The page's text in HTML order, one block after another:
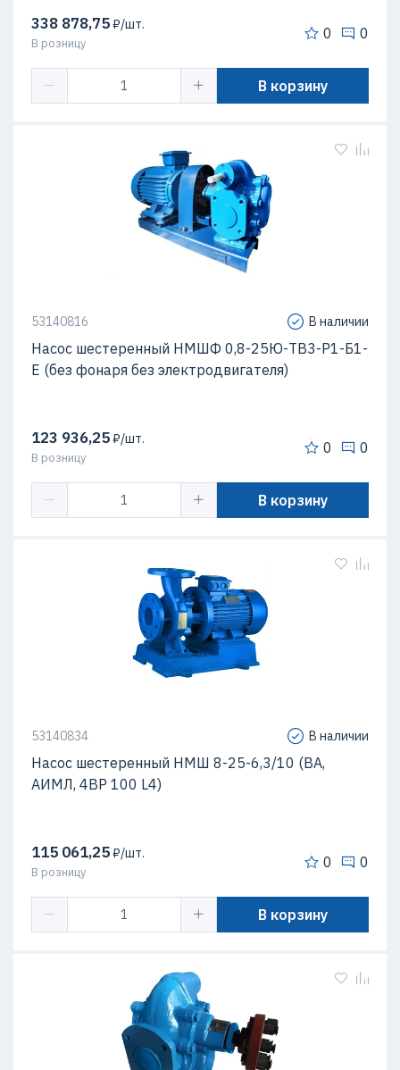
338 878,75₽/шт.
В розницу
0 0
В корзину
53140816 В наличии
Насос шестеренный НМШФ 0,8-25Ю-ТВ3-Р1-Б1-
Е (без фонаря без электродвигателя)
123 936,25₽/шт.
В розницу
0 0
В корзину
53140834 В наличии
Насос шестеренный НМШ 8-25-6,3/10 (ВА,
АИМЛ, 4ВР 100 L4)
115 061,25₽/шт.
В розницу
0 0
В корзину